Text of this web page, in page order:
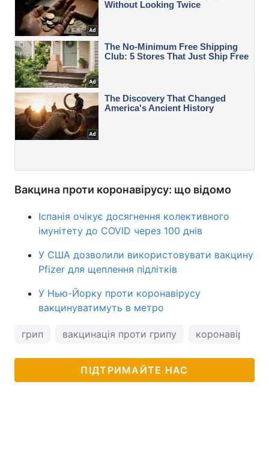
Вакцина проти коронавірусу: що відомо
Іспанія очікує досягнення колективного
імунітету до COVID через 100 днів
У США дозволили використовувати вакцину
Pfizer для щеплення підлітків
У Нью-Йорку проти коронавірусу
вакцинуватимуть в метро
грип вакцинація проти грипу коронавірус
ПІДТРИМАЙТЕ НАС